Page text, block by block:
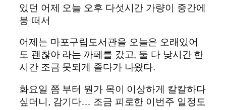
있던 어제 오늘 오후 다섯시간 가량이 중간에
붕 떠서
어제는 마포구립도서관을 오늘은 오래있어
도 괜찮아 라는 까페를 갔고, 둘 다 낮시간 한
시간 조금 못되게 졸다가 나왔다.
화요일 쯤 부터 뭔가 목이 이상하게 칼칼하다
싶더니, 감기다… 조금 피로한 이번주 일정도